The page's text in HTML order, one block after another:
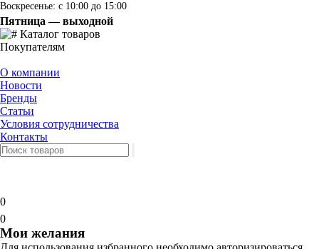
Воскресенье: с 10:00 до 15:00
Пятница — выходной
Каталог товаров
Покупателям
О компании
Новости
Бренды
Статьи
Условия сотрудничества
Контакты
0
0
Мои желания